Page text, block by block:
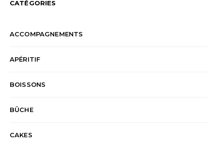
CATÉGORIES
ACCOMPAGNEMENTS
APÉRITIF
BOISSONS
BÛCHE
CAKES